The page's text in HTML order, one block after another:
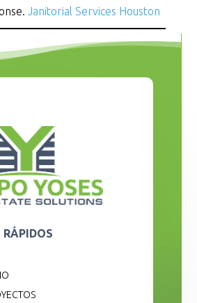
Janitorial Services Houston
RÁPIDOS